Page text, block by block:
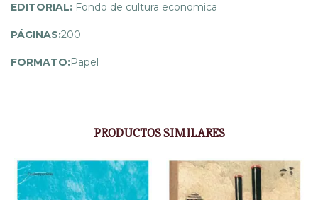
EDITORIAL: Fondo de cultura economica
PÁGINAS:200
FORMATO:Papel
PRODUCTOS SIMILARES